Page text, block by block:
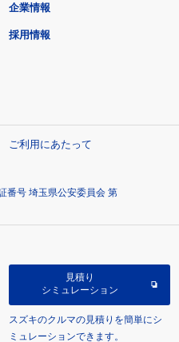
企業情報
採用情報
ご利用にあたって
番号 埼玉県公安委員会 第
見積り
シミュレーション
スズキのクルマの見積りを簡単にシ
ミュレーションできます。